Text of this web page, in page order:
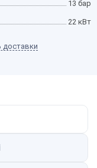
13 бар
22 кВт
доставки